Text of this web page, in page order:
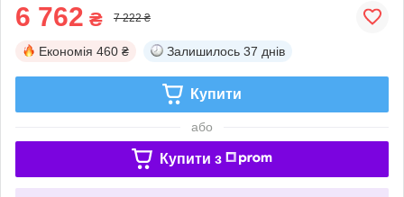
6 762 ₴ 7 222 ₴
Економія 460 ₴ Залишилось 37 днів
Купити
або
Купити з